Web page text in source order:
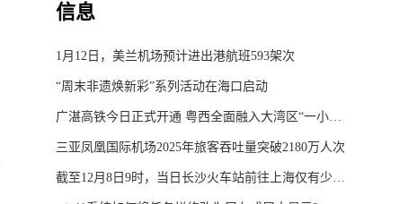
信息
1月12日，美兰机场预计进出港航班593架次
“周末非遗焕新彩”系列活动在海口启动
广湛高铁今日正式开通 粤西全面融入大湾区“一小时生活圈”
三亚凤凰国际机场2025年旅客吞吐量突破2180万人次
截至12月8日9时，当日长沙火车站前往上海仅有少量余票